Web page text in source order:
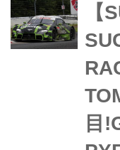
影響
催。
【
目